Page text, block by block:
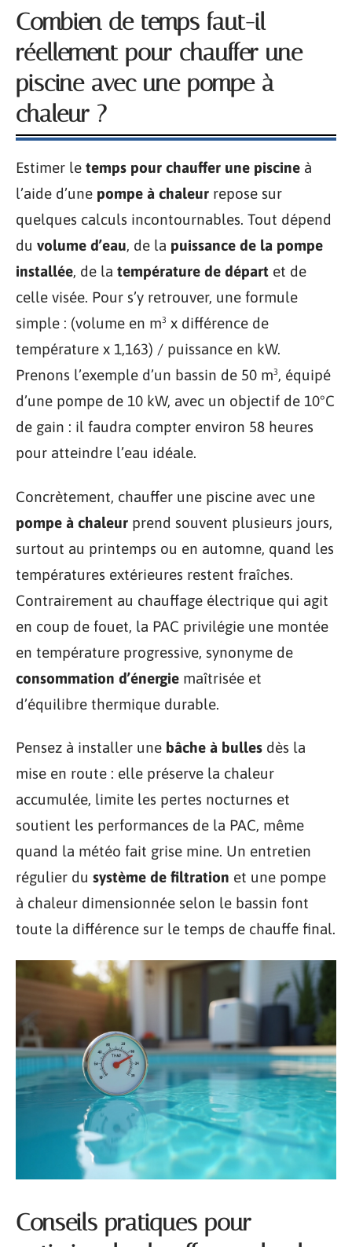
Combien de temps faut-il
réellement pour chauffer une
piscine avec une pompe à
chaleur ?
Estimer le temps pour chauffer une piscine à
l’aide d’une pompe à chaleur repose sur
quelques calculs incontournables. Tout dépend
du volume d’eau, de la puissance de la pompe
installée, de la température de départ et de
celle visée. Pour s’y retrouver, une formule
simple : (volume en m³ x différence de
température x 1,163) / puissance en kW.
Prenons l’exemple d’un bassin de 50 m³, équipé
d’une pompe de 10 kW, avec un objectif de 10°C
de gain : il faudra compter environ 58 heures
pour atteindre l’eau idéale.
Concrètement, chauffer une piscine avec une
pompe à chaleur prend souvent plusieurs jours,
surtout au printemps ou en automne, quand les
températures extérieures restent fraîches.
Contrairement au chauffage électrique qui agit
en coup de fouet, la PAC privilégie une montée
en température progressive, synonyme de
consommation d’énergie maîtrisée et
d’équilibre thermique durable.
Pensez à installer une bâche à bulles dès la
mise en route : elle préserve la chaleur
accumulée, limite les pertes nocturnes et
soutient les performances de la PAC, même
quand la météo fait grise mine. Un entretien
régulier du système de filtration et une pompe
à chaleur dimensionnée selon le bassin font
toute la différence sur le temps de chauffe final.
Conseils pratiques pour